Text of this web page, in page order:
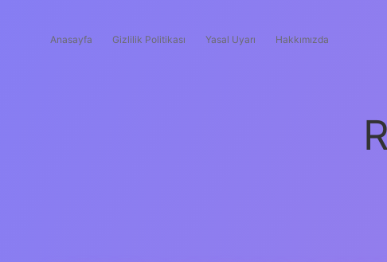
Anasayfa Gizlilik Politikası Yasal Uyarı Hakkımızda